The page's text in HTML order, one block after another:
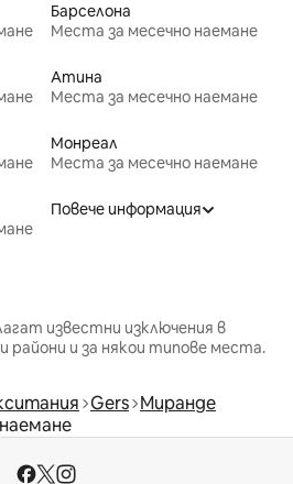
Барселона
Места за месечно наемане
Атина
Места за месечно наемане
Монреал
Места за месечно наемане
Повече информация
известни изключения в
райони и за някои типове места.
Gers Миранде